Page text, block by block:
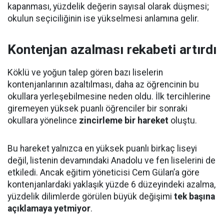
kapanması, yüzdelik değerin sayısal olarak düşmesi;
okulun seçiciliğinin ise yükselmesi anlamına gelir.
Kontenjan azalması rekabeti artırdı
Köklü ve yoğun talep gören bazı liselerin
kontenjanlarının azaltılması, daha az öğrencinin bu
okullara yerleşebilmesine neden oldu. İlk tercihlerine
giremeyen yüksek puanlı öğrenciler bir sonraki
okullara yönelince zincirleme bir hareket oluştu.
Bu hareket yalnızca en yüksek puanlı birkaç liseyi
değil, listenin devamındaki Anadolu ve fen liselerini de
etkiledi. Ancak eğitim yöneticisi Cem Gülan’a göre
kontenjanlardaki yaklaşık yüzde 6 düzeyindeki azalma,
yüzdelik dilimlerde görülen büyük değişimi tek başına
açıklamaya yetmiyor.